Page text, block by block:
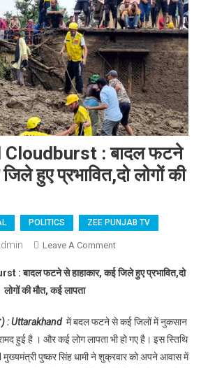
: बादल फटने
हुए प्रभावित,दो लोगों की
POLITICS ZEE PUNJAB TV
Leave A CommentOn Uttarakhand
फटने से हाहाकार, कई
लापता
बादल फटने से हाहाकार, कई जिले हुए प्रभावित,दो
लोगों की मौत, कई लापता
:Uttarakhand में बदल फटने से कई जिलों में नुकसान
हुई है । और कई लोग लापता भी हो गए है। इस स्तिथि
पुष्कर सिंह धामी ने शुक्रवार को अपने आवास में